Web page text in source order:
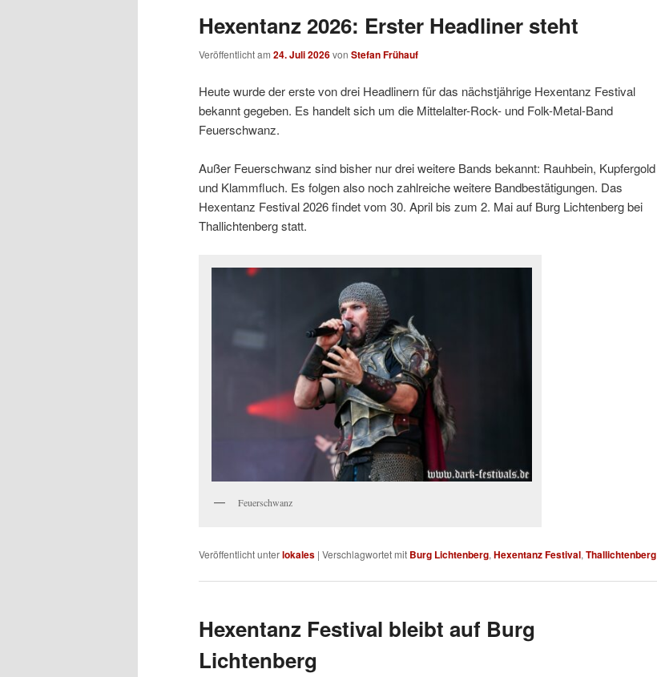
Hexentanz 2026: Erster Headliner steht
Veröffentlicht am 24. Juli 2026von Stefan Frühauf
Heute wurde der erste von drei Headlinern für das nächstjährige Hexentanz Festival
bekannt gegeben. Es handelt sich um die Mittelalter-Rock- und Folk-Metal-Band
Feuerschwanz.
Außer Feuerschwanz sind bisher nur drei weitere Bands bekannt: Rauhbein, Kupfergold
und Klammfluch. Es folgen also noch zahlreiche weitere Bandbestätigungen. Das
Hexentanz Festival 2026 findet vom 30. April bis zum 2. Mai auf Burg Lichtenberg bei
Thallichtenberg statt.
Feuerschwanz
Veröffentlicht unterlokales | Verschlagwortet mit Burg Lichtenberg, Hexentanz Festival, Thallichtenberg
Hexentanz Festival bleibt auf Burg
Lichtenberg